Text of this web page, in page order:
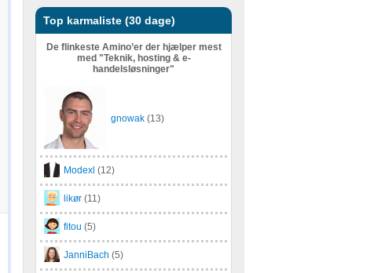
meget kr...
Top karmaliste (30 dage)
De flinkeste Amino’er der hjælper mest
med "Teknik, hosting & e-
handelsløsninger"
gnowak (13)
Modexl (12)
likør (11)
fitou (5)
JanniBach (5)